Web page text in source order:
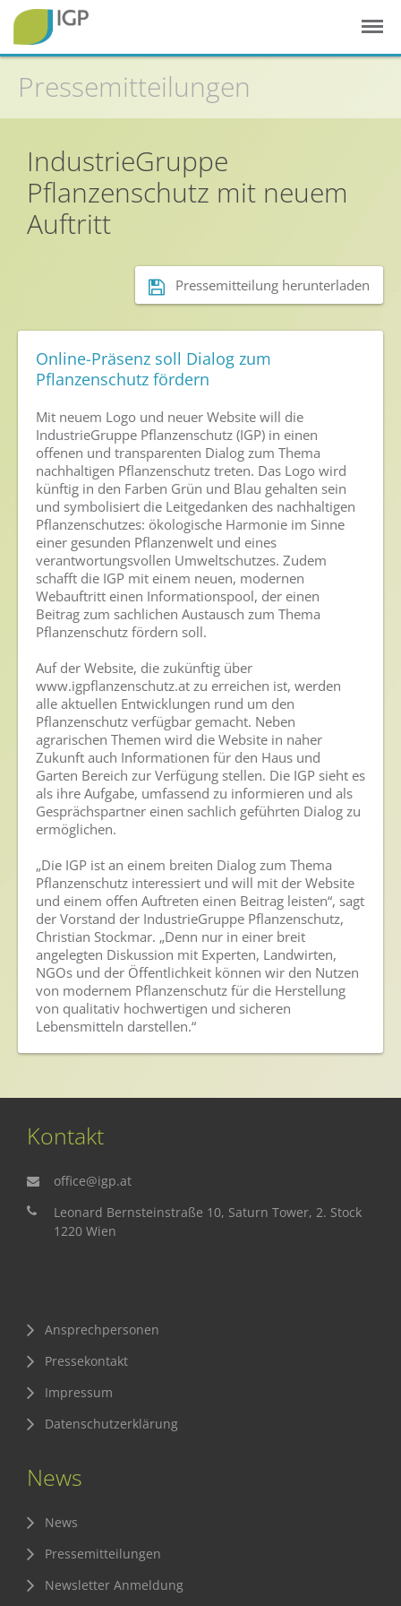
Startseite
Gesunde Pflanzen
In der Landwirtschaft
Integrierter Pflanzenschutz
Geschichte des Pflanzenschutzes
Forschung & Entwicklung
Gesunde Nahrung
Nutzen von Pflanzenschutzmitteln
Sichere Lebensmittel
Zulassung
Gesunde Menschen
Versorgungs- & Ernährungssicherheit
Gepflegtes Eigenheim
Anwenderschutz
Die IGP
Zum Verband
Ansprechpersonen
Veranstaltungen & Aktionen
Presse
Pressemitteilungen
Pressebilder
Pressemappe
Pressekontakt
Mediathek
News
Newsletter
Pressemitteilungen
IndustrieGruppe
Pflanzenschutz mit neuem
Auftritt
Pressemitteilung herunterladen
Online-Präsenz soll Dialog zum
Pflanzenschutz fördern
Mit neuem Logo und neuer Website will die
IndustrieGruppe Pflanzenschutz (IGP) in einen
offenen und transparenten Dialog zum Thema
nachhaltigen Pflanzenschutz treten. Das Logo wird
künftig in den Farben Grün und Blau gehalten sein
und symbolisiert die Leitgedanken des nachhaltigen
Pflanzenschutzes: ökologische Harmonie im Sinne
einer gesunden Pflanzenwelt und eines
verantwortungsvollen Umweltschutzes. Zudem
schafft die IGP mit einem neuen, modernen
Webauftritt einen Informationspool, der einen
Beitrag zum sachlichen Austausch zum Thema
Pflanzenschutz fördern soll.
Auf der Website, die zukünftig über
www.igpflanzenschutz.at zu erreichen ist, werden
alle aktuellen Entwicklungen rund um den
Pflanzenschutz verfügbar gemacht. Neben
agrarischen Themen wird die Website in naher
Zukunft auch Informationen für den Haus und
Garten Bereich zur Verfügung stellen. Die IGP sieht es
als ihre Aufgabe, umfassend zu informieren und als
Gesprächspartner einen sachlich geführten Dialog zu
ermöglichen.
„Die IGP ist an einem breiten Dialog zum Thema
Pflanzenschutz interessiert und will mit der Website
und einem offen Auftreten einen Beitrag leisten“, sagt
der Vorstand der IndustrieGruppe Pflanzenschutz,
Christian Stockmar. „Denn nur in einer breit
angelegten Diskussion mit Experten, Landwirten,
NGOs und der Öffentlichkeit können wir den Nutzen
von modernem Pflanzenschutz für die Herstellung
von qualitativ hochwertigen und sicheren
Lebensmitteln darstellen.“
Kontakt
office@igp.at
Leonard Bernsteinstraße 10, Saturn Tower, 2. Stock
1220 Wien
Ansprechpersonen
Pressekontakt
Impressum
Datenschutzerklärung
News
News
Pressemitteilungen
Newsletter Anmeldung